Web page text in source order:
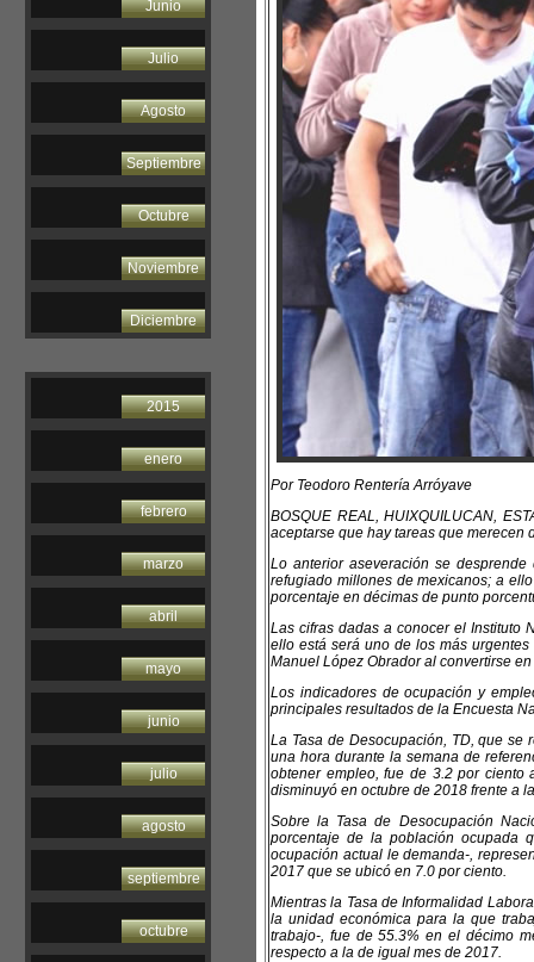
Junio
Julio
Agosto
Septiembre
Octubre
Noviembre
Diciembre
2015
enero
febrero
marzo
abril
mayo
junio
julio
agosto
septiembre
octubre
Por Teodoro Rentería Arróyave
BOSQUE REAL, HUIXQUILUCAN,
aceptarse que hay tareas que merecen
Lo anterior aseveración se
refugiado millones de mexicanos; a
porcentaje en décimas de punto
Las cifras dadas a conocer el Instituto
ello está será uno de los más
Manuel López Obrador al convertirse
Los indicadores de ocupación y
principales resultados de la Encuesta
La Tasa de Desocupación, TD, que se
una hora durante la semana de
obtener empleo, fue de 3.2 por
disminuyó en octubre de 2018 frente a
Sobre la Tasa de Desocupación
porcentaje de la población ocupada
ocupación actual le demanda-,
2017 que se ubicó en 7.0 por ciento.
Mientras la Tasa de Informalidad
la unidad económica para la que
trabajo-, fue de 55.3% en el décimo
respecto a la de igual mes de 2017.